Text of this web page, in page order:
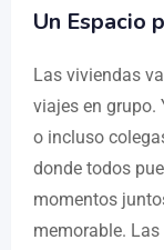
Un Espacio
Las viviendas
viajes en grupo.
o incluso
donde todos
momentos
memorable.